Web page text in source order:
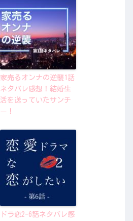
家売るオンナの逆襲1話
ネタバレ感想！結婚生
活を送っていたサンチ
ー！
ドラ恋2-6話ネタバレ感